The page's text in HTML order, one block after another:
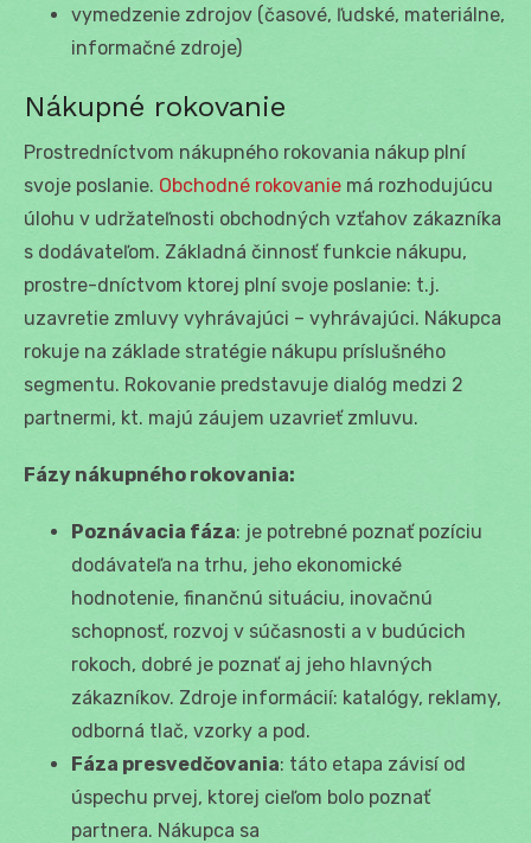
vymedzenie zdrojov (časové, ľudské, materiálne,
informačné zdroje)
Nákupné rokovanie
Prostredníctvom nákupného rokovania nákup plní
svoje poslanie. Obchodné rokovanie má rozhodujúcu
úlohu v udržateľnosti obchodných vzťahov zákazníka
s dodávateľom. Základná činnosť funkcie nákupu,
prostre-dníctvom ktorej plní svoje poslanie: t.j.
uzavretie zmluvy vyhrávajúci – vyhrávajúci. Nákupca
rokuje na základe stratégie nákupu príslušného
segmentu. Rokovanie predstavuje dialóg medzi 2
partnermi, kt. majú záujem uzavrieť zmluvu.
Fázy nákupného rokovania:
Poznávacia fáza: je potrebné poznať pozíciu
dodávateľa na trhu, jeho ekonomické
hodnotenie, finančnú situáciu, inovačnú
schopnosť, rozvoj v súčasnosti a v budúcich
rokoch, dobré je poznať aj jeho hlavných
zákazníkov. Zdroje informácií: katalógy, reklamy,
odborná tlač, vzorky a pod.
Fáza presvedčovania: táto etapa závisí od
úspechu prvej, ktorej cieľom bolo poznať
partnera. Nákupca sa